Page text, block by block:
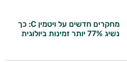
מחקרים חדשים על ויטמין C: כך
נשיג 77% יותר זמינות ביולוגית